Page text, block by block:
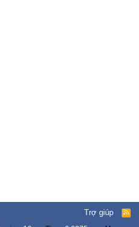
Trợ giúp
R